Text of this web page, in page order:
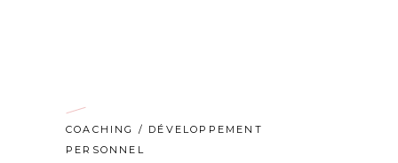
COACHING / DÉVELOPPEMENT
PERSONNEL